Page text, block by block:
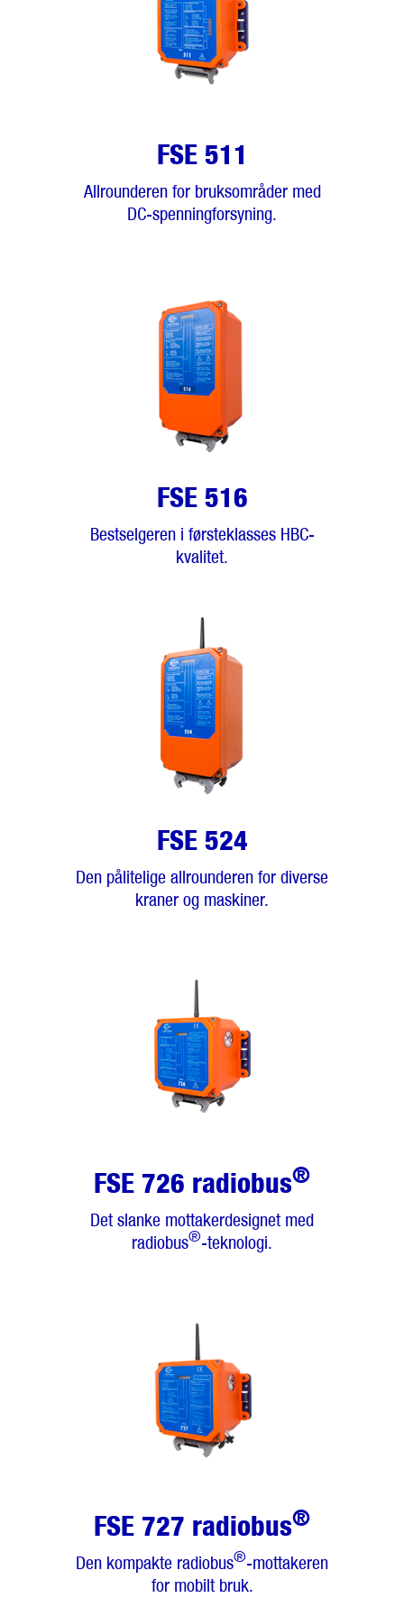
FSE 511
Allrounderen for bruksområder med
DC-spenningforsyning.
FSE 516
Bestselgeren i førsteklasses HBC-
kvalitet.
FSE 524
Den pålitelige allrounderen for diverse
kraner og maskiner.
FSE 726 radiobus®
Det slanke mottakerdesignet med
radiobus®-teknologi.
FSE 727 radiobus®
Den kompakte radiobus®-mottakeren
for mobilt bruk.